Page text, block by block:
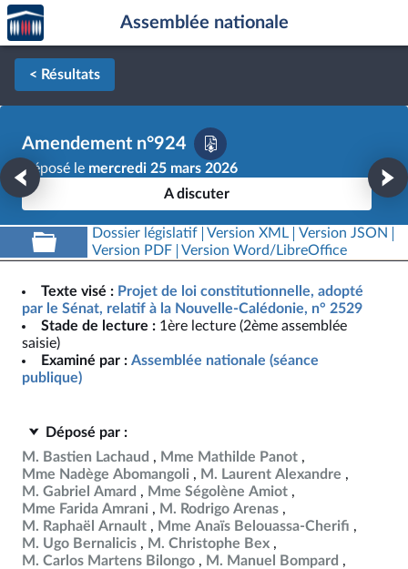
Aller au contenu
Aller en bas de la page
Accèder
à la
page
d'accueil
Assemblée nationale
< Résultats
Amendement n°924
Déposé le mercredi 25 mars 2026
A discuter
Dossier législatif Version XML
Version JSON
Version PDF
Version Word/LibreOffice
Texte visé : Projet de loi constitutionnelle, adopté
par le Sénat, relatif à la Nouvelle-Calédonie, n° 2529
Stade de lecture : 1ère lecture (2ème assemblée
saisie)
Examiné par : Assemblée nationale (séance
publique)
Déposé par :
M. Bastien Lachaud
Mme Mathilde Panot
Mme Nadège Abomangoli
M. Laurent Alexandre
M. Gabriel Amard
Mme Ségolène Amiot
Mme Farida Amrani
M. Rodrigo Arenas
M. Raphaël Arnault
Mme Anaïs Belouassa-Cherifi
M. Ugo Bernalicis
M. Christophe Bex
M. Carlos Martens Bilongo
M. Manuel Bompard